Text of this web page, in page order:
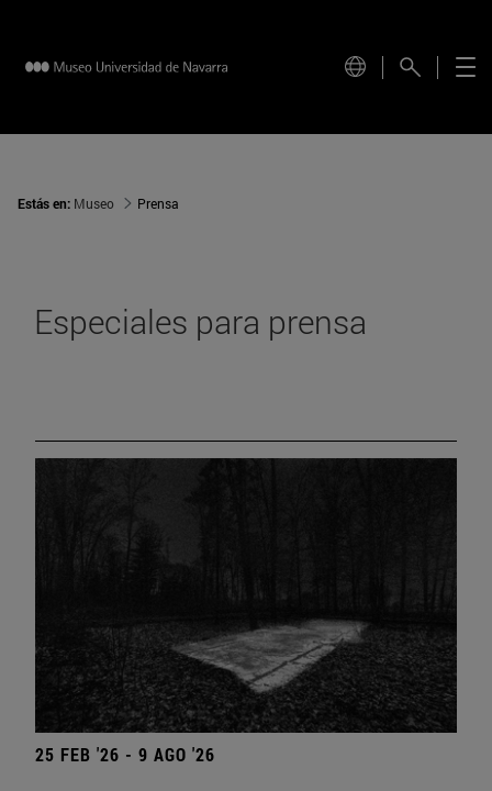
Estás en: Museo Prensa
Especiales para prensa
25 FEB '26 - 9 AGO '26